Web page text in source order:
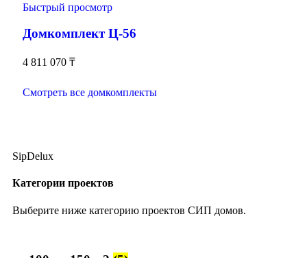
Быстрый просмотр
Домкомплект Ц-56
4 811 070 ₸
Смотреть все домкомплекты
SipDelux
Категории проектов
Выберите ниже категорию проектов СИП домов.